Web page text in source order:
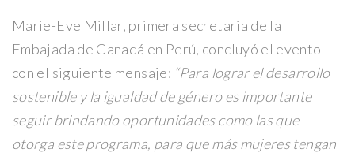
Marie-Eve Millar, primera secretaria de la
Embajada de Canadá en Perú, concluyó el evento
con el siguiente mensaje: “Para lograr el desarrollo
sostenible y la igualdad de género es importante
seguir brindando oportunidades como las que
otorga este programa, para que más mujeres tengan